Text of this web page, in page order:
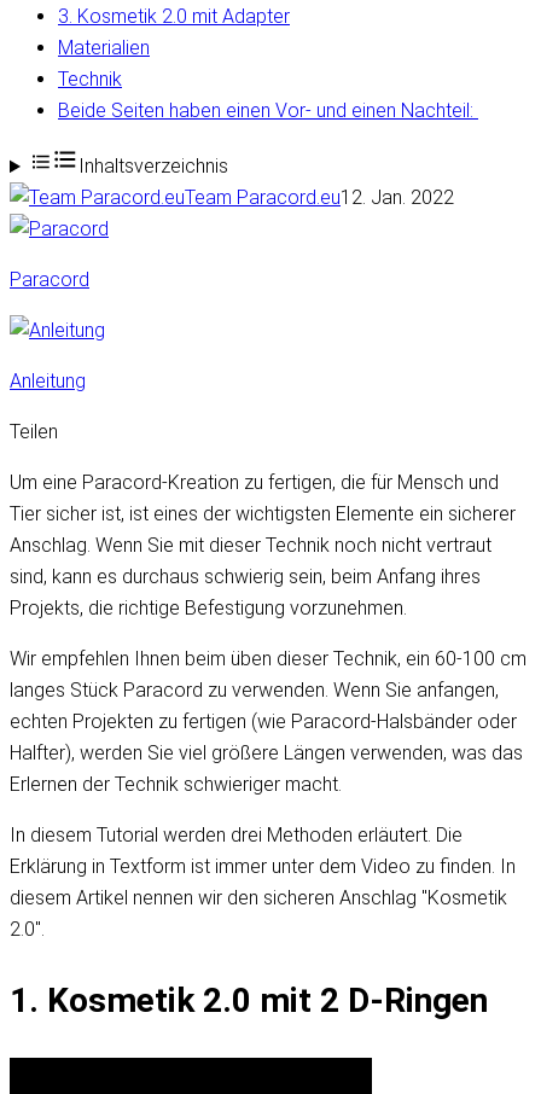
3. Kosmetik 2.0 mit Adapter
Materialien
Technik
Beide Seiten haben einen Vor- und einen Nachteil:
Inhaltsverzeichnis
Team Paracord.eu12. Jan. 2022
Paracord
Anleitung
Teilen
Um eine Paracord-Kreation zu fertigen, die für Mensch und
Tier sicher ist, ist eines der wichtigsten Elemente ein sicherer
Anschlag. Wenn Sie mit dieser Technik noch nicht vertraut
sind, kann es durchaus schwierig sein, beim Anfang ihres
Projekts, die richtige Befestigung vorzunehmen.
Wir empfehlen Ihnen beim üben dieser Technik, ein 60-100 cm
langes Stück Paracord zu verwenden. Wenn Sie anfangen,
echten Projekten zu fertigen (wie Paracord-Halsbänder oder
Halfter), werden Sie viel größere Längen verwenden, was das
Erlernen der Technik schwieriger macht.
In diesem Tutorial werden drei Methoden erläutert. Die
Erklärung in Textform ist immer unter dem Video zu finden. In
diesem Artikel nennen wir den sicheren Anschlag "Kosmetik
2.0".
1. Kosmetik 2.0 mit 2 D-Ringen